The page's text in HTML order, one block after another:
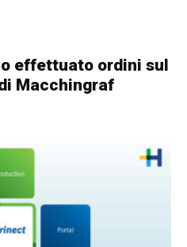
effettuato ordini sul
Macchingraf